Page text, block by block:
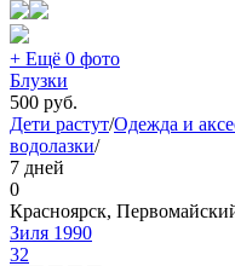
+ Ещё 0 фото
Блузки
500 руб.
Дети растут/Одежда и
водолазки/
7 дней
0
Красноярск,
Зиля 1990
32